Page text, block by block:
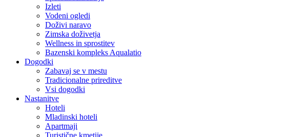
Izleti
Vodeni ogledi
Doživi naravo
Zimska doživetja
Wellness in sprostitev
Bazenski kompleks Aqualatio
Dogodki
Zabavaj se v mestu
Tradicionalne prireditve
Vsi dogodki
Nastanitve
Hoteli
Mladinski hoteli
Apartmaji
Turistične kmetije